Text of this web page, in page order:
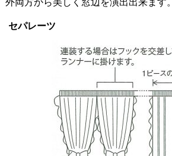
外両方から美しく窓辺を演出出来ます。
セパレーツ